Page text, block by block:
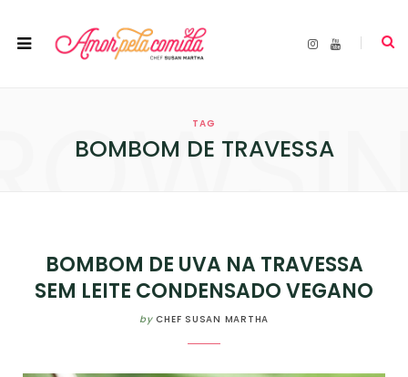
I
Y
TAG
BOMBOM DE TRAVESSA
BOMBOM DE UVA NA TRAVESSA
SEM LEITE CONDENSADO VEGANO
by CHEF SUSAN MARTHA